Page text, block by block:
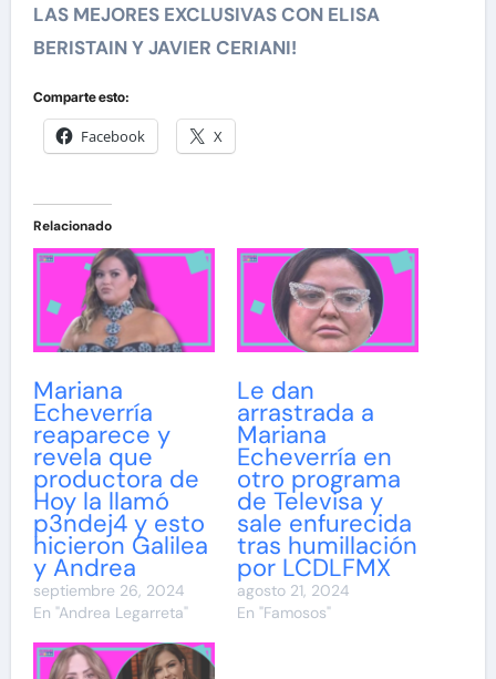
LAS MEJORES EXCLUSIVAS CON ELISA
BERISTAIN Y JAVIER CERIANI!
Comparte esto:
Facebook X
Relacionado
Mariana
Echeverría
reaparece y
revela que
productora de
Hoy la llamó
p3ndej4 y esto
hicieron Galilea
y Andrea
septiembre 26, 2024
En "Andrea Legarreta"
Le dan
arrastrada a
Mariana
Echeverría en
otro programa
de Televisa y
sale enfurecida
tras humillación
por LCDLFMX
agosto 21, 2024
En "Famosos"